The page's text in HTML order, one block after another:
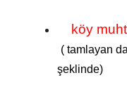
köy
( tamlayan
şeklinde)